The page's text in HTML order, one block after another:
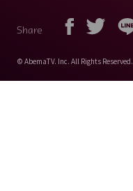
Share
© AbemaTV. Inc. All Rights Reserved.